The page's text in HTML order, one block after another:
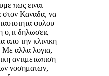
πως ειναι
στον Καναδα, να
φυλου
ο,τι δηλωσεις
απο την κλινικη
Με αλλα λογια,
αντιμετωπιση
νοσηματων,